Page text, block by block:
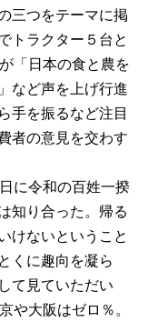
三つをテーマに掲
トラクター５台と
「日本の食と農を
など声を上げ行進
手を振るなど注目
者の意見を交わす
に令和の百姓一揆
知り合った。帰る
けないということ
くに趣向を凝ら
て見ていただい
や大阪はゼロ％。